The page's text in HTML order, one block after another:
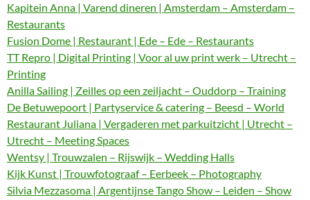
Kapitein Anna | Varend dineren | Amsterdam – Amsterdam –
Restaurants
Fusion Dome | Restaurant | Ede – Ede – Restaurants
TT Repro | Digital Printing | Voor al uw print werk – Utrecht –
Printing
Anilla Sailing | Zeilles op een zeiljacht – Ouddorp – Training
De Betuwepoort | Partyservice & catering – Beesd – World
Restaurant Juliana | Vergaderen met parkuitzicht | Utrecht –
Utrecht – Meeting Spaces
Wentsy | Trouwzalen – Rijswijk – Wedding Halls
Kijk Kunst | Trouwfotograaf – Eerbeek – Photography
Silvia Mezzasoma | Argentijnse Tango Show – Leiden – Show